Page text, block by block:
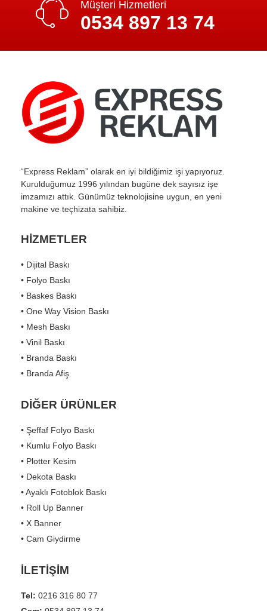
Müşteri Hizmetleri
0534 897 13 74
“Express Reklam” olarak en iyi bildiğimiz işi yapıyoruz.
Kurulduğumuz 1996 yılından bugüne dek sayısız işe
imzamızı attık. Günümüz teknolojisine uygun, en yeni
makine ve teçhizata sahibiz.
HİZMETLER
• Dijital Baskı
• Folyo Baskı
• Baskes Baskı
• One Way Vision Baskı
• Mesh Baskı
• Vinil Baskı
• Branda Baskı
• Branda Afiş
DİĞER ÜRÜNLER
• Şeffaf Folyo Baskı
• Kumlu Folyo Baskı
• Plotter Kesim
• Dekota Baskı
• Ayaklı Fotoblok Baskı
• Roll Up Banner
• X Banner
• Cam Giydirme
İLETİŞİM
Tel: 0216 316 80 77